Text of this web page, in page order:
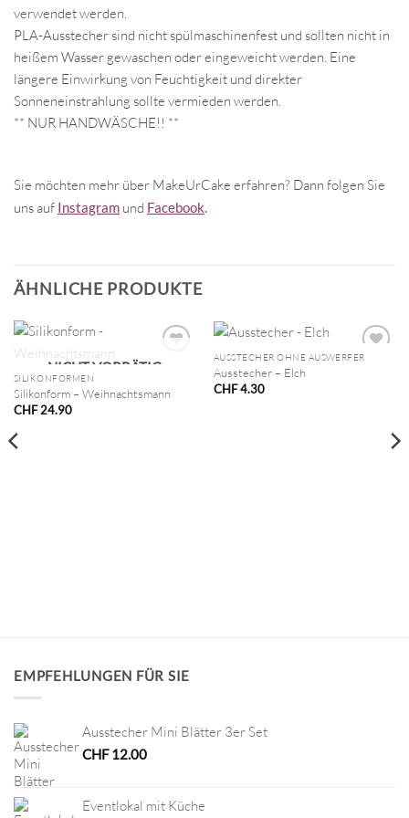
verwendet werden.
PLA-Ausstecher sind nicht spülmaschinenfest und sollten nicht in
heißem Wasser gewaschen oder eingeweicht werden. Eine
längere Einwirkung von Feuchtigkeit und direkter
Sonneneinstrahlung sollte vermieden werden.
** NUR HANDWÄSCHE!! **
Sie möchten mehr über MakeUrCake erfahren? Dann folgen Sie
uns auf Instagram und Facebook.
ÄHNLICHE PRODUKTE
NICHT VORRÄTIG
SILIKONFORMEN
Silikonform – Weihnachtsmann
CHF24.90
AUSSTECHER OHNE AUSWERFER
Ausstecher – Elch
CHF4.30
EMPFEHLUNGEN FÜR SIE
Ausstecher Mini Blätter 3er Set
CHF12.00
Eventlokal mit Küche